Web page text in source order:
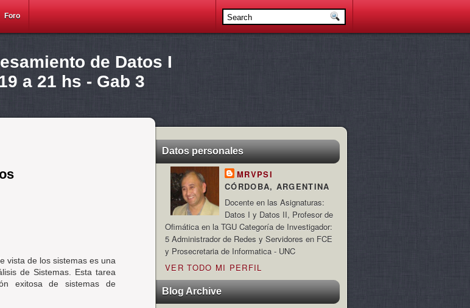
Foro
de Datos I
a 21 hs - Gab 3
vista de los sistemas es una
de Sistemas. Esta tarea
exitosa de sistemas de
Datos personales
MRVPSI
CÓRDOBA, ARGENTINA
Docente en las Asignaturas:
Datos I y Datos II, Profesor de
Ofimática en la TGU Categoría de Investigador:
5 Administrador de Redes y Servidores en FCE
y Prosecretaria de Informatica - UNC
VER TODO MI PERFIL
Blog Archive